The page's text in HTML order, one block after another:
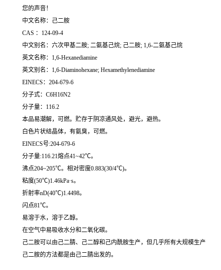
您的声音！
中文名称：己二胺
CAS ：124-09-4
中文别名：六次甲基二胺; 二氨基己烷; 己二胺; 1,6-二氨基己烷
英文名称：1,6-Hexanediamine
英文别名：1,6-Diaminohexane; Hexamethylenediamine
EINECS：204-679-6
分子式：C6H16N2
分子量：116.2
本品易潮解，可燃。贮存于阴凉通风处，避光，避热。
白色片状结晶体，有氨臭，可燃。
EINECS号:204-679-6
分子量:116.21熔点41~42℃。
沸点204~205℃。相对密度0.883(30/4℃)。
粘度(50℃)1.46kPa·s。
折射率nD(40℃)1.4498。
闪点81℃。
易溶于水，溶于乙醇。
在空气中易吸收水分和二氧化碳。
己二胺可以由己二腈、己二醇和己内酰胺生产，但几乎所有大规模生产
己二胺的方法都是由己二腈出发的。